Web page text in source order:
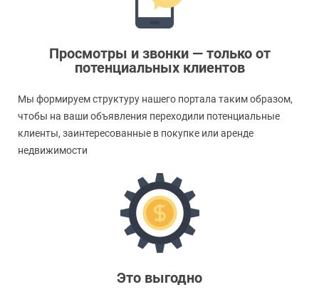
Просмотры и звонки — только от
потенциальных клиентов
Мы формируем структуру нашего портала таким образом,
чтобы на ваши объявления переходили потенциальные
клиенты, заинтересованные в покупке или аренде
недвижимости
Это выгодно